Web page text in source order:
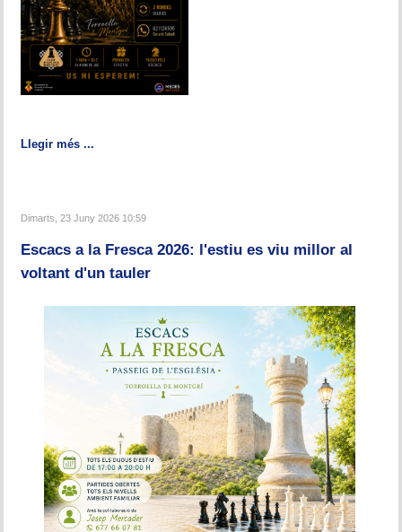
Llegir més ...
Dimarts, 23 Juny 2026 10:59
Escacs a la Fresca 2026: l'estiu es viu millor al
voltant d'un tauler